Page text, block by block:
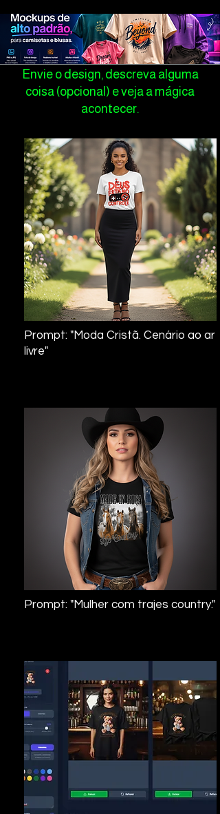
Envie o design, descreva alguma
coisa (opcional) e veja a mágica
acontecer.
Prompt: "Moda Cristã. Cenário ao ar
livre"
Prompt: "Mulher com trajes country."